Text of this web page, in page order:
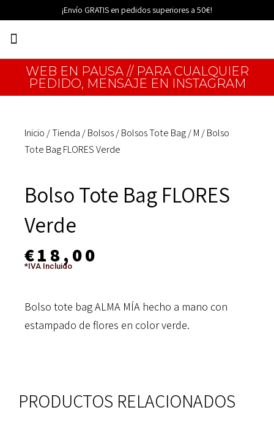
al
contenido
¡Envío GRATIS en pedidos superiores a 50€!
Menú
WEB EN PAUSA // PARA CUALQUIER
PEDIDO, MENSAJE EN INSTAGRAM
Inicio /Tienda /Bolsos/Bolsos Tote Bag/M / Bolso
Tote Bag FLORES Verde
Bolso Tote Bag FLORES
Verde
€18,00
*IVA Incluido
Bolso tote bag ALMA MÍA hecho a mano con
estampado de flores en color verde.
PRODUCTOS RELACIONADOS